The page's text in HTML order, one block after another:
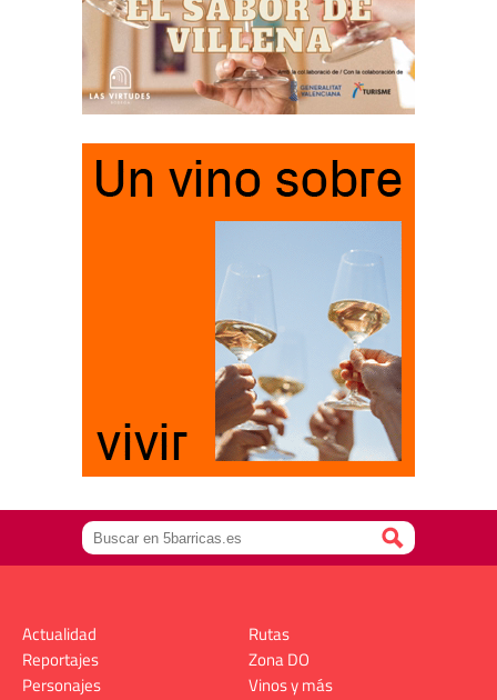
Actualidad
Reportajes
Personajes
Rutas
Zona DO
Vinos y más